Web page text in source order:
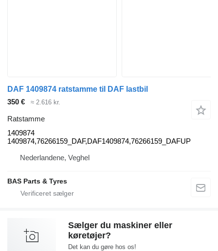
DAF 1409874 ratstamme til DAF lastbil
350 €
≈ 2.616 kr.
Ratstamme
1409874
1409874,76266159_DAF,DAF1409874,76266159_DAFUP
Nederlandene, Veghel
BAS Parts & Tyres
Sælger du maskiner eller
køretøjer?
Det kan du gøre hos os!